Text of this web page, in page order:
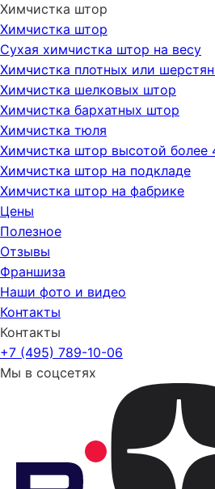
Химчистка штор
Химчистка штор
Сухая химчистка штор на весу
Химчистка плотных или
Химчистка шелковых штор
Химчистка бархатных штор
Химчистка тюля
Химчистка штор высотой более
Химчистка штор на подкладе
Химчистка штор на фабрике
Цены
Полезное
Отзывы
Франшиза
Наши фото и видео
Контакты
Контакты
+7 (495) 789-10-06
Мы в соцсетях